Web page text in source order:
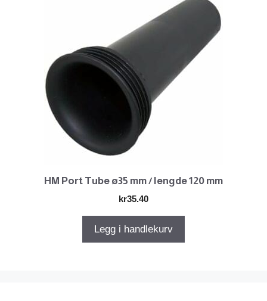
HM Port Tube ø35 mm / lengde 120 mm
kr35.40
Legg i handlekurv